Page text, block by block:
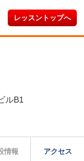
レッスントップへ
ルB1
情報 アクセス